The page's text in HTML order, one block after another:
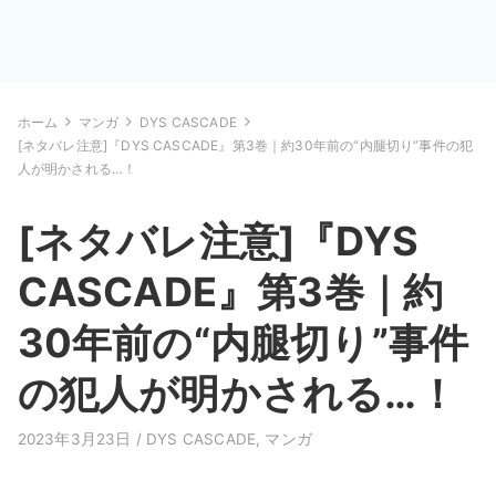
ホーム マンガ
DYS CASCADE
[ネタバレ注意]『DYS CASCADE』第3巻｜約30年前の“内腿切り”事件の犯
人が明かされる…！
[ネタバレ注意]『DYS
CASCADE』第3巻｜約
30年前の“内腿切り”事件
の犯人が明かされる…！
2023年3月23日 / DYS CASCADE マンガ